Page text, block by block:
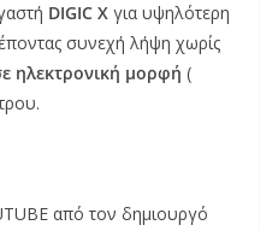
DIGIC X για υψηλότερη
συνεχή λήψη χωρίς
ηλεκτρονική μορφή (
από τον δημιουργό